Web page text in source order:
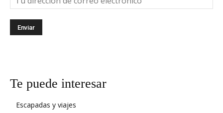
Te puede interesar
Escapadas y viajes